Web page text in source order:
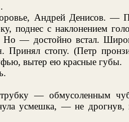
Андрей Денисов. —
поднес с наклонением
Но — достойно встал.
Принял стопу. (Петр
вытер ею красные губы.
— обмусоленным
усмешка, — не